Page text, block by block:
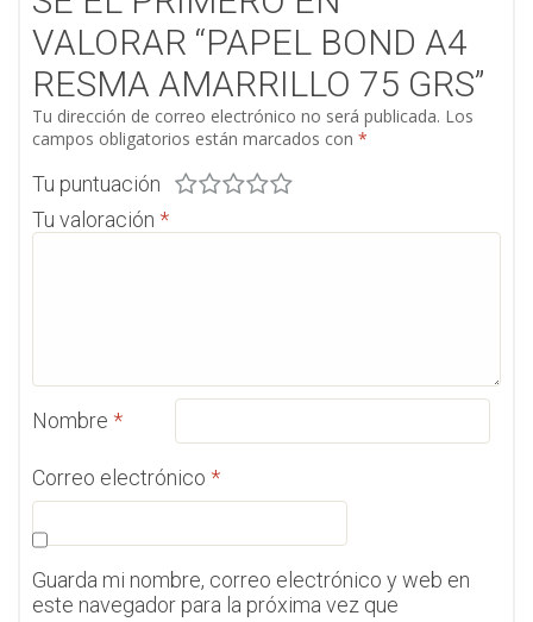
VALORAR “PAPEL BOND A4
RESMA AMARRILLO 75 GRS”
Tu dirección de correo electrónico no será publicada. Los
campos obligatorios están marcados con *
Tu puntuación
Tu valoración *
Nombre *
Correo electrónico *
Guarda mi nombre, correo electrónico y web en
este navegador para la próxima vez que